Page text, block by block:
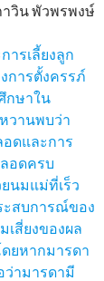
วิน พัวพรพงษ์
ารเลี้ยงลูก
ารตั้งครรภ์
กษาใน
วานพบว่า
ดและการ
อดครบ
นมแม่ที่เร็ว
ะสบการณ์ของ
เสี่ยงของผล
ยหากมารดา
ามารดามี